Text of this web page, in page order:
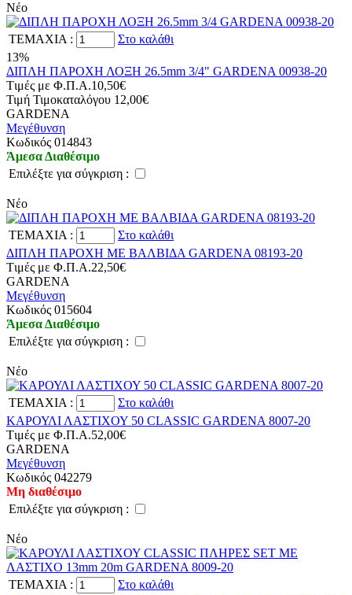
Νέο
TEMAXIA :
Στο καλάθι
13%
ΔΙΠΛΗ ΠΑΡΟΧΗ ΛΟΞΗ 26.5mm 3/4" GARDENA 00938-20
Tιμές με Φ.Π.Α.10,50€
Τιμή Τιμοκαταλόγου 12,00€
GARDENA
Μεγέθυνση
Kωδικός 014843
Άμεσα Διαθέσιμο
Eπιλέξτε για σύγκριση :
Νέο
TEMAXIA :
Στο καλάθι
ΔΙΠΛΗ ΠΑΡΟΧΗ ΜΕ ΒΑΛΒΙΔΑ GARDENA 08193-20
Tιμές με Φ.Π.Α.22,50€
GARDENA
Μεγέθυνση
Kωδικός 015604
Άμεσα Διαθέσιμο
Eπιλέξτε για σύγκριση :
Νέο
TEMAXIA :
Στο καλάθι
ΚΑΡΟΥΛΙ ΛΑΣΤΙΧΟΥ 50 CLASSIC GARDENA 8007-20
Tιμές με Φ.Π.Α.52,00€
GARDENA
Μεγέθυνση
Kωδικός 042279
Μη διαθέσιμο
Eπιλέξτε για σύγκριση :
Νέο
TEMAXIA :
Στο καλάθι